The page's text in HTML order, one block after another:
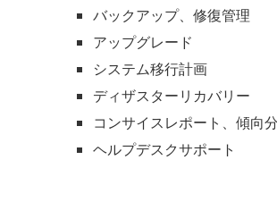
バックアップ、修復管理
アップグレード
システム移行計画
ディザスターリカバリー
コンサイスレポート、傾向
ヘルプデスクサポート